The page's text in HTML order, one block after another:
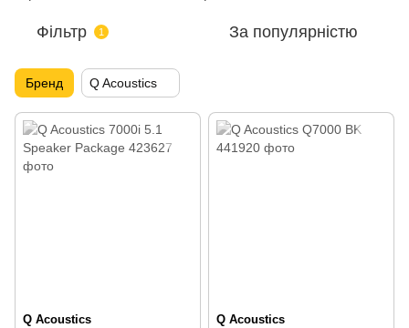
Фільтр 1 За популярністю
Бренд Q Acoustics
Q Acoustics
Q Acoustics